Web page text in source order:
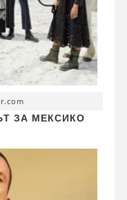
ЗА МЕКСИКО